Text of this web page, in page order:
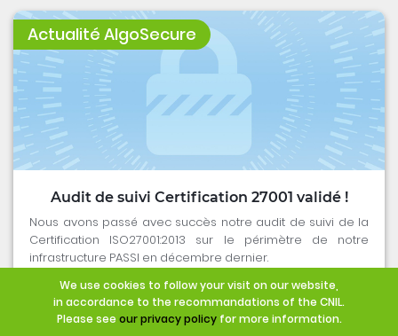
Actualité AlgoSecure
Audit de suivi Certification 27001 validé !
Nous avons passé avec succès notre audit de suivi de la
Certification ISO27001:2013 sur le périmètre de notre
infrastructure PASSI en décembre dernier.
iso27001 accompagnement certification
Nancy
We use cookies to follow your visit on our website,
in accordance to the recommandations of the CNIL.
Please see our privacy policyfor more information.